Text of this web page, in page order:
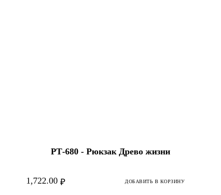
РТ-680 - Рюкзак Древо жизни
₽
1,722.00 ДОБАВИТЬ В КОРЗИНУ